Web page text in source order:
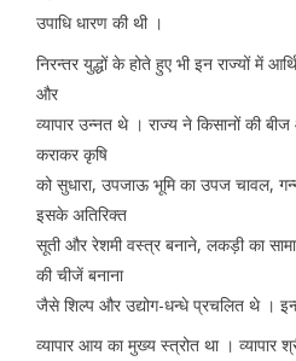
उपाधि धारण की थी ।
निरन्तर युद्धों के होते हुए भी इन राज्यों में
और
व्यापार उन्नत थे । राज्य ने किसानों की
कराकर कृषि
को सुधारा, उपजाऊ भूमि का उपज चावल,
इसके अतिरिक्त
सूती और रेशमी वस्त्र बनाने, लकड़ी का
की चीजें बनाना
जैसे शिल्प और उद्योग-धन्धे प्रचलित थे ।
व्यापार आय का मुख्य स्त्रोत था । व्यापार